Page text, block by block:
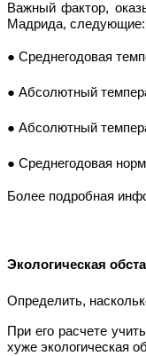
Важный фактор,
Мадрида, следующие:
● Среднегодовая
● Абсолютный
● Абсолютный
● Среднегодовая
Более подробная
Экологическая
Определить,
При его расчете
хуже экологическая